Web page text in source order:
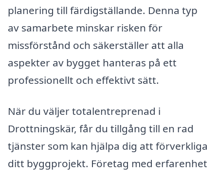
planering till färdigställande. Denna typ
av samarbete minskar risken för
missförstånd och säkerställer att alla
aspekter av bygget hanteras på ett
professionellt och effektivt sätt.
När du väljer totalentreprenad i
Drottningskär, får du tillgång till en rad
tjänster som kan hjälpa dig att förverkliga
ditt byggprojekt. Företag med erfarenhet